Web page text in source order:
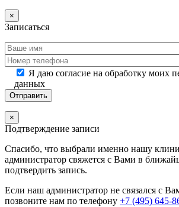
×
Записаться
Я даю согласие на обработку моих
данных
×
Подтверждение записи
Спасибо, что выбрали именно нашу
администратор свяжется с Вами в
подтвердить запись.
Если наш администратор не связался с
позвоните нам по телефону +7 (495) 645-